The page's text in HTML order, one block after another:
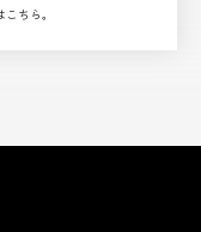
ちら。